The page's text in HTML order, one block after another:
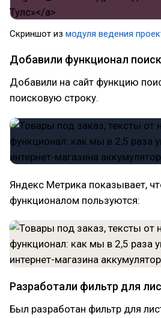
Скриншот из модуля ведения
Добавили функционал
Добавили на сайт функцию
поисковую строку.
Яндекс Метрика показывает,
функционалом пользуются:
Разработали фильтр для
Был разработан фильтр для